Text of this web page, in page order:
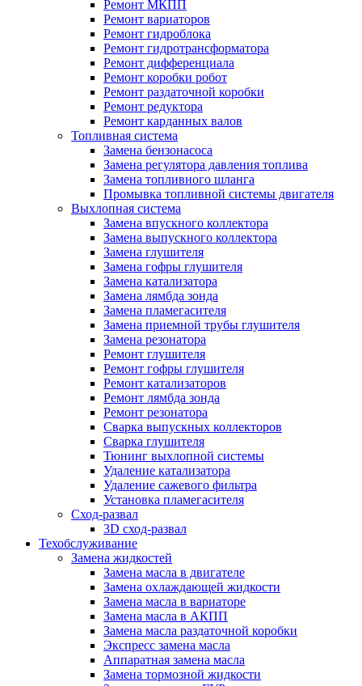
Ремонт МКПП
Ремонт вариаторов
Ремонт гидроблока
Ремонт гидротрансформатора
Ремонт дифференциала
Ремонт коробки робот
Ремонт раздаточной коробки
Ремонт редуктора
Ремонт карданных валов
Топливная система
Замена бензонасоса
Замена регулятора давления топлива
Замена топливного шланга
Промывка топливной системы двигателя
Выхлопная система
Замена впускного коллектора
Замена выпускного коллектора
Замена глушителя
Замена гофры глушителя
Замена катализатора
Замена лямбда зонда
Замена пламегасителя
Замена приемной трубы глушителя
Замена резонатора
Ремонт глушителя
Ремонт гофры глушителя
Ремонт катализаторов
Ремонт лямбда зонда
Ремонт резонатора
Сварка выпускных коллекторов
Сварка глушителя
Тюнинг выхлопной системы
Удаление катализатора
Удаление сажевого фильтра
Установка пламегасителя
Сход-развал
3D сход-развал
Техобслуживание
Замена жидкостей
Замена масла в двигателе
Замена охлаждающей жидкости
Замена масла в вариаторе
Замена масла в АКПП
Замена масла раздаточной коробки
Экспресс замена масла
Аппаратная замена масла
Замена тормозной жидкости